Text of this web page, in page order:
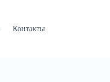
Контакты